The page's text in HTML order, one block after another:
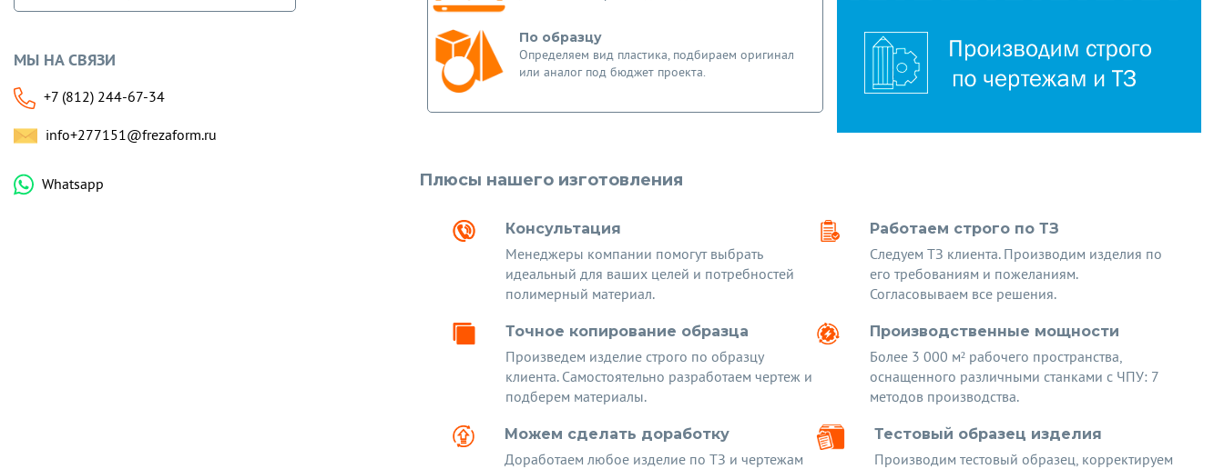
МЫ НА СВЯЗИ
+7 (812) 244-67-34
info+277151@frezaform.ru
Whatsapp
По образцу
Определяем вид пластика, подбираем оригинал
или аналог под бюджет проекта.
Плюсы нашего изготовления
Консультация
Менеджеры компании помогут выбрать
идеальный для ваших целей и потребностей
полимерный материал.
Работаем строго по ТЗ
Следуем ТЗ клиента. Производим изделия по
его требованиям и пожеланиям.
Согласовываем все решения.
Точное копирование образца
Произведем изделие строго по образцу
клиента. Самостоятельно разработаем чертеж и
подберем материалы.
Производственные мощности
Более 3 000 м² рабочего пространства,
оснащенного различными станками с ЧПУ: 7
методов производства.
Можем сделать доработку
Доработаем любое изделие по ТЗ и чертежам
Тестовый образец изделия
Производим тестовый образец, корректируем